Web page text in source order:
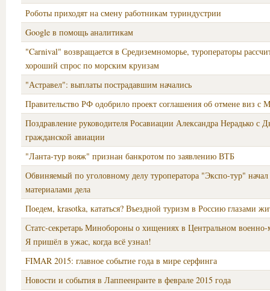
Роботы приходят на смену работникам туриндустрии
Google в помощь аналитикам
"Carnival" возвращается в Средиземноморье, туроператоры
хороший спрос по морским круизам
"Астравел": выплаты пострадавшим начались
Правительство РФ одобрило проект соглашения об отмене виз с
Поздравление руководителя Росавиации Александра Нерадько с
гражданской авиации
"Ланта-тур вояж" признан банкротом по заявлению ВТБ
Обвиняемый по уголовному делу туроператора "Экспо-тур" начал
материалами дела
Поедем, krasotka, кататься? Въездной туризм в Россию глазами
Статс-секретарь Минобороны о хищениях в Центральном военно-
Я пришёл в ужас, когда всё узнал!
FIMAR 2015: главное событие года в мире серфинга
Новости и события в Лаппеенранте в феврале 2015 года